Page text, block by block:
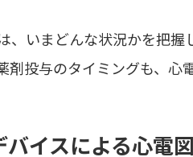
、いまどんな状況かを把
剤投与のタイミングも、心
イスによる心電